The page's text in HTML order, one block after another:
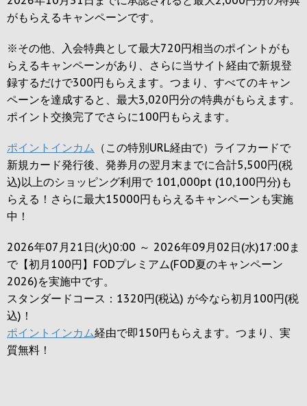
がもらえるキャンペーンです。
※その他、入会特典として最大720円相当のポイントがも
らえるキャンペーンがあり、さらに当サイト経由で新規登
録するだけで300円 もらえます。つまり、すべてのキャン
ペーンを達成すると、最大3,020円分の特典がもらえます。
ポイント交換完了でさらに100円 もらえます。
ポイントインカム （この特別URL経由で）ライフカードで
新規カード発行後、発券月の翌月末までに合計5,500円(税
込)以上のショッピング利用で 101,000pt (10,100円分)も
らえる！さらに最大15000円もらえるキャンペーンも実施
中！
2026年07月21日(火)0:00 ～ 2026年09月02日(水)17:00ま
で【初月100円】FODプレミアム(FOD夏のキャンペーン
2026)を実施中です。
スタンダードコース：1320円(税込) が今なら初月100円(税
込)！
ポイントインカム経由で即150円もらえます。つまり、実
質無料！